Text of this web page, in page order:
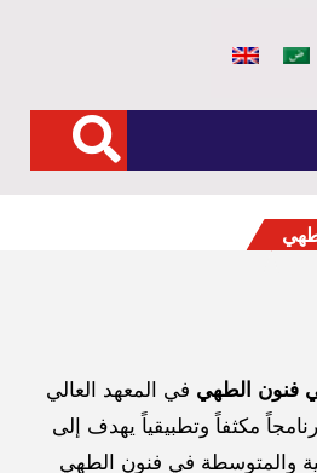
في المعهد العالي
وتطبيقياً يهدف إلى
في فنون الطهي